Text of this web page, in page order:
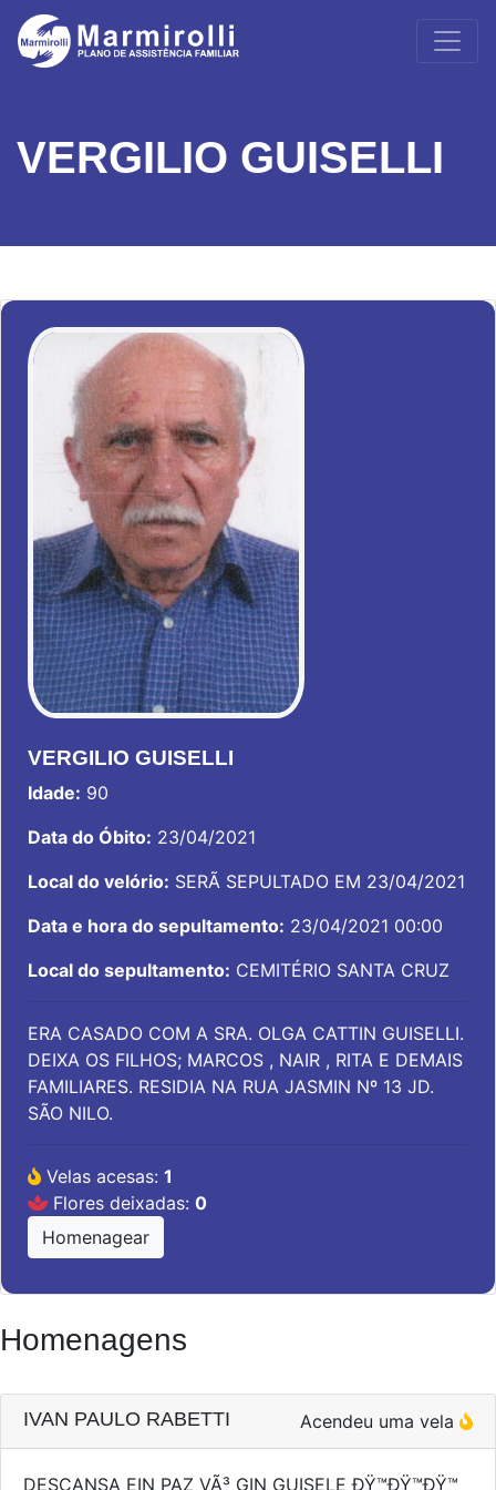
VERGILIO GUISELLI
VERGILIO GUISELLI
Idade: 90
Data do Óbito: 23/04/2021
Local do velório: SERÃ SEPULTADO EM 23/04/2021
Data e hora do sepultamento: 23/04/2021 00:00
Local do sepultamento: CEMITÉRIO SANTA CRUZ
ERA CASADO COM A SRA. OLGA CATTIN GUISELLI.
DEIXA OS FILHOS; MARCOS , NAIR , RITA E DEMAIS
FAMILIARES. RESIDIA NA RUA JASMIN Nº 13 JD.
SÃO NILO.
Velas acesas: 1
Flores deixadas: 0
Homenagear
Homenagens
IVAN PAULO RABETTI Acendeu uma vela
DESCANSA EIN PAZ VÃ³ GIN GUISELE ÐŸ™ÐŸ™ÐŸ™